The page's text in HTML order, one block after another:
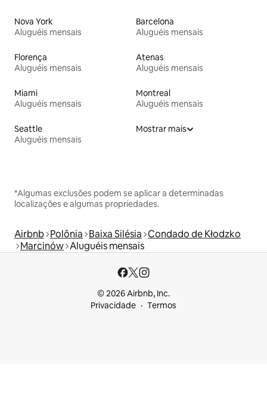
Nova York
Aluguéis mensais
Barcelona
Aluguéis mensais
Florença
Aluguéis mensais
Atenas
Aluguéis mensais
Miami
Aluguéis mensais
Montreal
Aluguéis mensais
Seattle
Aluguéis mensais
Mostrar mais
*Algumas exclusões podem se aplicar a determinadas
localizações e algumas propriedades.
Airbnb Polônia Baixa Silésia Condado de Kłodzko
Marcinów Aluguéis mensais
© 2026 Airbnb, Inc.
Privacidade
Termos